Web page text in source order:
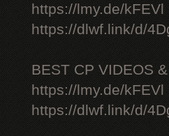
https://lmy.de/kFEVl
https://dlwf.link/d/
BEST CP VIDEOS
https://lmy.de/kFEVl
https://dlwf.link/d/